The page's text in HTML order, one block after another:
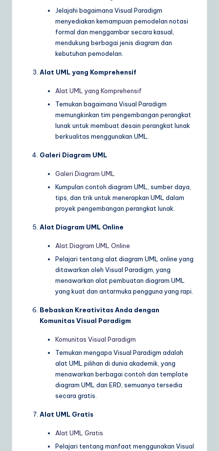
Jelajahi bagaimana Visual Paradigm
menyediakan kemampuan pemodelan notasi
formal dan menggambar secara kasual,
mendukung berbagai jenis diagram dan
kebutuhan pemodelan.
Alat UML yang Komprehensif
Alat UML yang Komprehensif
Temukan bagaimana Visual Paradigm
memungkinkan tim pengembangan perangkat
lunak untuk membuat desain perangkat lunak
berkualitas menggunakan UML.
Galeri Diagram UML
Galeri Diagram UML
Kumpulan contoh diagram UML, sumber daya,
tips, dan trik untuk menerapkan UML dalam
proyek pengembangan perangkat lunak.
Alat Diagram UML Online
Alat Diagram UML Online
Pelajari tentang alat diagram UML online yang
ditawarkan oleh Visual Paradigm, yang
menawarkan alat pembuatan diagram UML
yang kuat dan antarmuka pengguna yang rapi.
Bebaskan Kreativitas Anda dengan
Komunitas Visual Paradigm
Komunitas Visual Paradigm
Temukan mengapa Visual Paradigm adalah
alat UML pilihan di dunia akademik, yang
menawarkan berbagai contoh dan template
diagram UML dan ERD, semuanya tersedia
secara gratis.
Alat UML Gratis
Alat UML Gratis
Pelajari tentang manfaat menggunakan Visual